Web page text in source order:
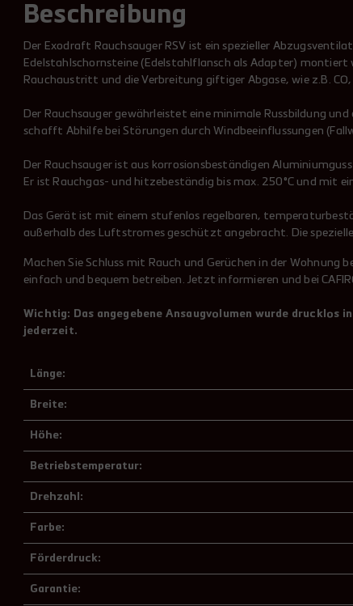
Beschreibung
Der Exodraft Rauchsauger RSV ist ein spezieller
Edelstahlschornsteine (Edelstahlflansch als Adapter)
Rauchaustritt und die Verbreitung giftiger Abgase, wie z.B.
Der Rauchsauger gewährleistet eine minimale Russbildung
schafft Abhilfe bei Störungen durch Windbeeinflussungen
Der Rauchsauger ist aus korrosionsbeständigen
Er ist Rauchgas- und hitzebeständig bis max. 250°C und mit
Das Gerät ist mit einem stufenlos regelbaren,
außerhalb des Luftstromes geschützt angebracht. Die
Machen Sie Schluss mit Rauch und Gerüchen in der Wohnung
einfach und bequem betreiben. Jetzt informieren und bei
Wichtig: Das angegebene Ansaugvolumen wurde drucklos
jederzeit.
Länge:
Breite:
Höhe:
Betriebstemperatur:
Drehzahl:
Farbe:
Förderdruck:
Garantie: